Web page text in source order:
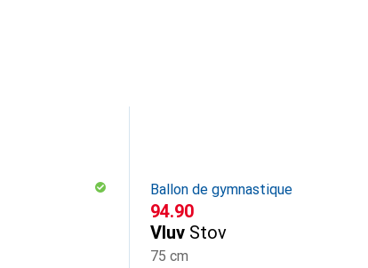
Ballon de gymnastique
CHF
94.90
Vluv Stov
75 cm